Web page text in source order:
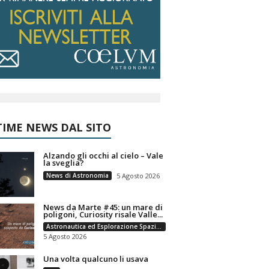
NEWS DAL SITO
Alzando gli occhi al cielo – Vale
la sveglia?
News di Astronomia 5 Agosto 2026
News da Marte #45: un mare di
poligoni, Curiosity risale Valle...
Astronautica ed Esplorazione Spaziale
5 Agosto 2026
Una volta qualcuno li usava